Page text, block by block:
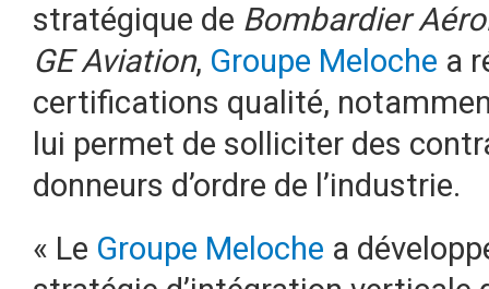
stratégique de Bombardier
GE Aviation, Groupe Meloche a
certifications qualité,
lui permet de solliciter des
donneurs d’ordre de l’industrie.
« Le Groupe Meloche a